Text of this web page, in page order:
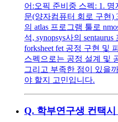
어:오픽 준비중 스펙: 1.
문(양자컴퓨터 회로 구현)
의 atlas 프로그램 툴로
석, synopsys사의
forksheet fet 공정 구현 및
스펙으로는 공정 설계 및
그리고 부족한 점이 있을
야 할지 고민입니다.
Q. 학부연구생 컨택